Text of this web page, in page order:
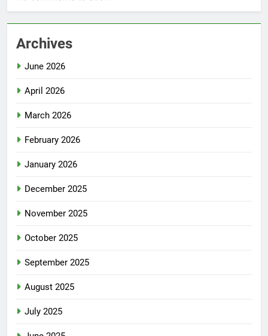
Archives
June 2026
April 2026
March 2026
February 2026
January 2026
December 2025
November 2025
October 2025
September 2025
August 2025
July 2025